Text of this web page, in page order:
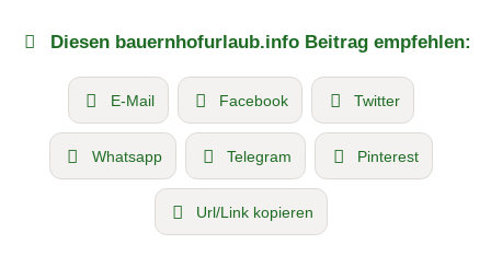
Diesen bauernhofurlaub.info Beitrag empfehlen:
E-Mail Facebook Twitter
Whatsapp Telegram Pinterest
Url/Link kopieren